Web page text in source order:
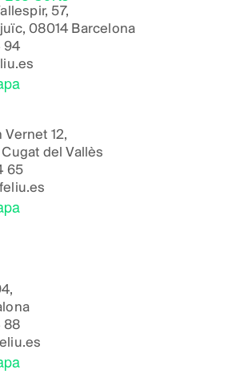
57,
08014 Barcelona
94
Vernet 12,
del Vallès
65
88